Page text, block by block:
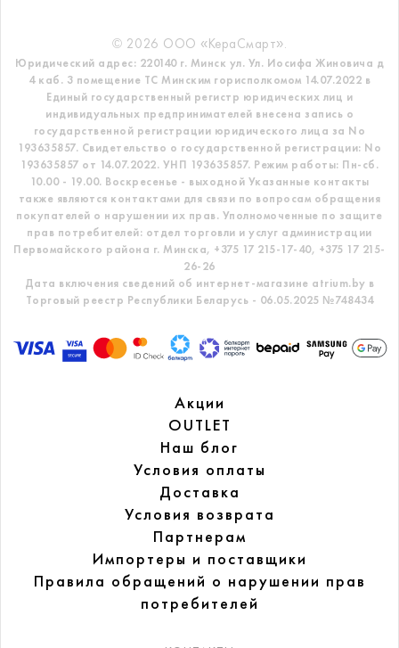
© 2026 ООО «КераСмарт».
Юридический адрес: 220140 г. Минск ул. Ул. Иосифа Жиновича д
4 каб. 3 помещение ТС Минским горисполкомом 14.07.2022 в
Единый государственный регистр юридических лиц и
индивидуальных предпринимателей внесена запись о
государственной регистрации юридического лица за No
193635857. Свидетельство о государственной регистрации: No
193635857 от 14.07.2022. УНП 193635857. Режим работы: Пн-сб.
10.00 - 19.00. Воскресенье - выходной Указанные контакты
также являются контактами для связи по вопросам обращения
покупателей о нарушении их прав. Уполномоченные по защите
прав потребителей: отдел торговли и услуг администрации
Первомайского района г. Минска, +375 17 215-17-40, +375 17 215-
26-26
Дата включения сведений об интернет-магазине atrium.by в
Торговый реестр Республики Беларусь - 06.05.2025 №748434
Акции
OUTLET
Наш блог
Условия оплаты
Доставка
Условия возврата
Партнерам
Импортеры и поставщики
Правила обращений о нарушении прав
потребителей